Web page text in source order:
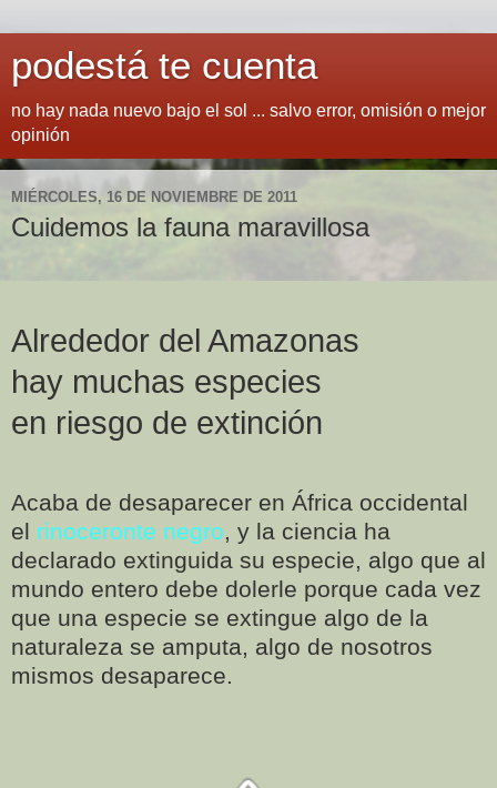
podestá te cuenta
no hay nada nuevo bajo el sol ... salvo error, omisión o mejor
opinión
MIÉRCOLES, 16 DE NOVIEMBRE DE 2011
Cuidemos la fauna maravillosa
Alrededor del Amazonas
hay muchas especies
en riesgo de extinción
Acaba de desaparecer en África occidental
el rinoceronte negro, y la ciencia ha
declarado extinguida su especie, algo que al
mundo entero debe dolerle porque cada vez
que una especie se extingue algo de la
naturaleza se amputa, algo de nosotros
mismos desaparece.